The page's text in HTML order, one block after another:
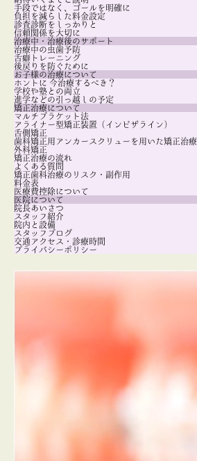
手段ではなく、ゴールを明確に
負担を減らした料金設定
診査診断をしっかりと
信頼関係を大切に
治療中・治療後のサポート
治療中の虫歯予防
舌癖トレーニング
後戻りを防ぐために
お子様の治療について
ホントに 今治療するべき？
学校や塾との両立
進学などの引っ越しの予定
矯正治療について
マルチブラケット法
アライナー型矯正装置（インビザライン）
舌側矯正
歯科矯正用アンカースクリューを用いた矯正治療
外科矯正
矯正治療の流れ
よくある質問
矯正歯科治療のリスク・副作用
料金表
医療費控除について
医院について
院長あいさつ
スタッフ紹介
院内と設備
スタッフブログ
交通アクセス・診療時間
プライバシーポリシー